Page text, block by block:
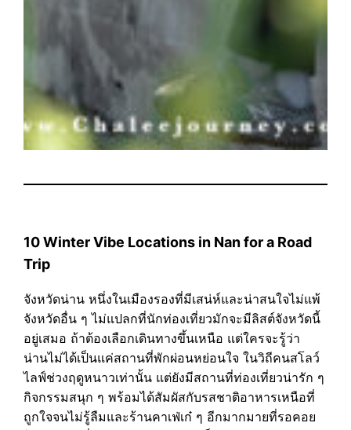
10 Winter Vibe Locations in Nan for a Road
Trip
จังหวัดน่าน หนึ่งในเมืองรองที่มีเสน่ห์และน่าสนใจไม่แพ้
จังหวัดอื่น ๆ ไม่แปลกที่นักท่องเที่ยวมักจะมีลิสต์จังหวัดนี้
อยู่เสมอ ถ้าต้องเลือกเดินทางขึ้นเหนือ แต่ใครจะรู้ว่า
น่านไม่ได้เป็นแค่สถานที่พักผ่อนหย่อนใจ ในวิถีคนสโลว์
ไลฟ์ช่วงฤดูหนาวเท่านั้น แต่ยังมีสถานที่ท่องเที่ยวน่ารัก ๆ
กิจกรรมสนุก ๆ พร้อมได้สัมผัสกับรสชาติอาหารเหนือที่
ถูกใจจนไม่รู้ลืมและร้านคาเฟ่เก๋ ๆ อีกมากมายที่รอคอย